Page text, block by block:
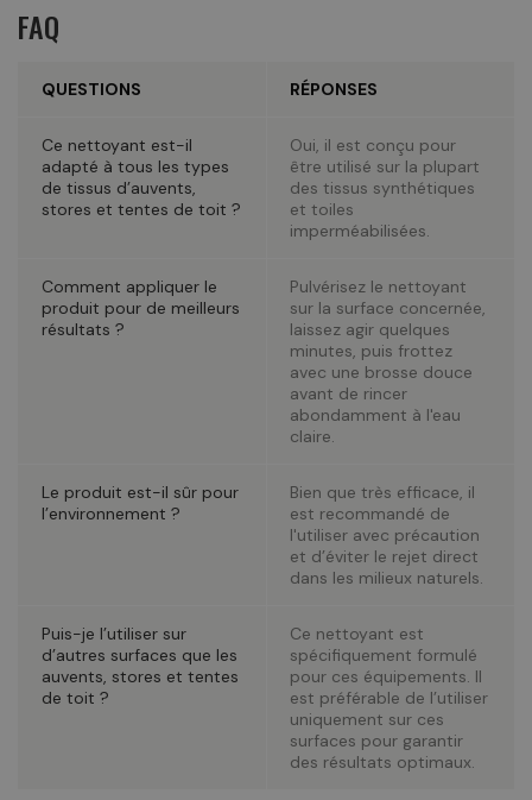
FAQ
QUESTIONS RÉPONSES
Ce nettoyant est-il
adapté à tous les types
de tissus d’auvents,
stores et tentes de toit ?
Oui, il est conçu pour
être utilisé sur la plupart
des tissus synthétiques
et toiles
imperméabilisées.
Comment appliquer le
produit pour de meilleurs
résultats ?
Pulvérisez le nettoyant
sur la surface concernée,
laissez agir quelques
minutes, puis frottez
avec une brosse douce
avant de rincer
abondamment à l'eau
claire.
Le produit est-il sûr pour
l’environnement ?
Bien que très efficace, il
est recommandé de
l'utiliser avec précaution
et d’éviter le rejet direct
dans les milieux naturels.
Puis-je l’utiliser sur
d’autres surfaces que les
auvents, stores et tentes
de toit ?
Ce nettoyant est
spécifiquement formulé
pour ces équipements. Il
est préférable de l’utiliser
uniquement sur ces
surfaces pour garantir
des résultats optimaux.